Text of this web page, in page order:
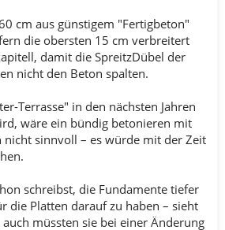
cm aus günstigem "Fertigbeton"
die obersten 15 cm verbreitert
damit die SpreitzDübel der
nicht den Beton spalten.
Terrasse" in den nächsten Jahren
wäre ein bündig betonieren mit
nicht sinnvoll – es würde mit der Zeit
schreibst, die Fundamente tiefer
die Platten darauf zu haben – sieht
müssten sie bei einer Änderung